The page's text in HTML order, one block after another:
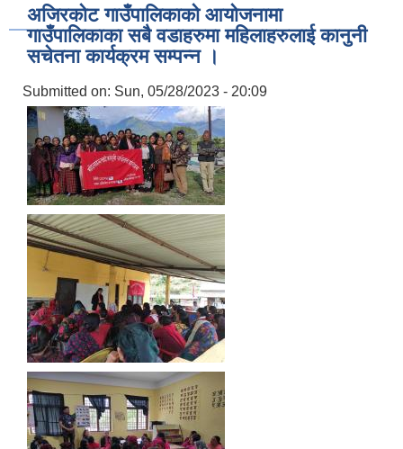
अजिरकोट गाउँपालिकाको आयोजनामा
गाउँपालिकाका सबै वडाहरुमा महिलाहरुलाई कानुनी
सचेतना कार्यक्रम सम्पन्न ।
Submitted on: Sun, 05/28/2023 - 20:09